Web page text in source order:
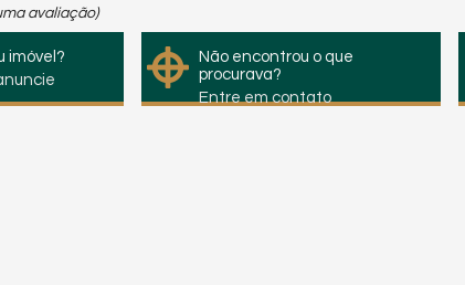
avaliação)
imóvel?
Não encontrou o que
procurava?
Entre em contato